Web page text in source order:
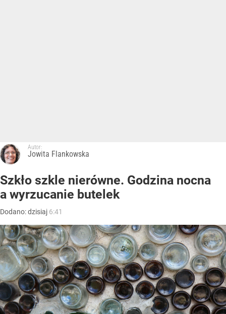
Autor:
Jowita Flankowska
Szkło szkle nierówne. Godzina nocna
a wyrzucanie butelek
Dodano:dzisiaj 6:41